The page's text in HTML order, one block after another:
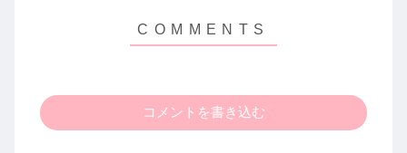
コメントを書き込む